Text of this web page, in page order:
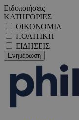
Ειδοποιήσεις
ΚΑΤΗΓΟΡΙΕΣ
ΟΙΚΟΝΟΜΙΑ
ΠΟΛΙΤΙΚΗ
ΕΙΔΗΣΕΙΣ